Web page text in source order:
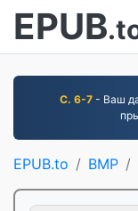
EPUB
С. 6-7 - Ваш
EPUB.to BMP